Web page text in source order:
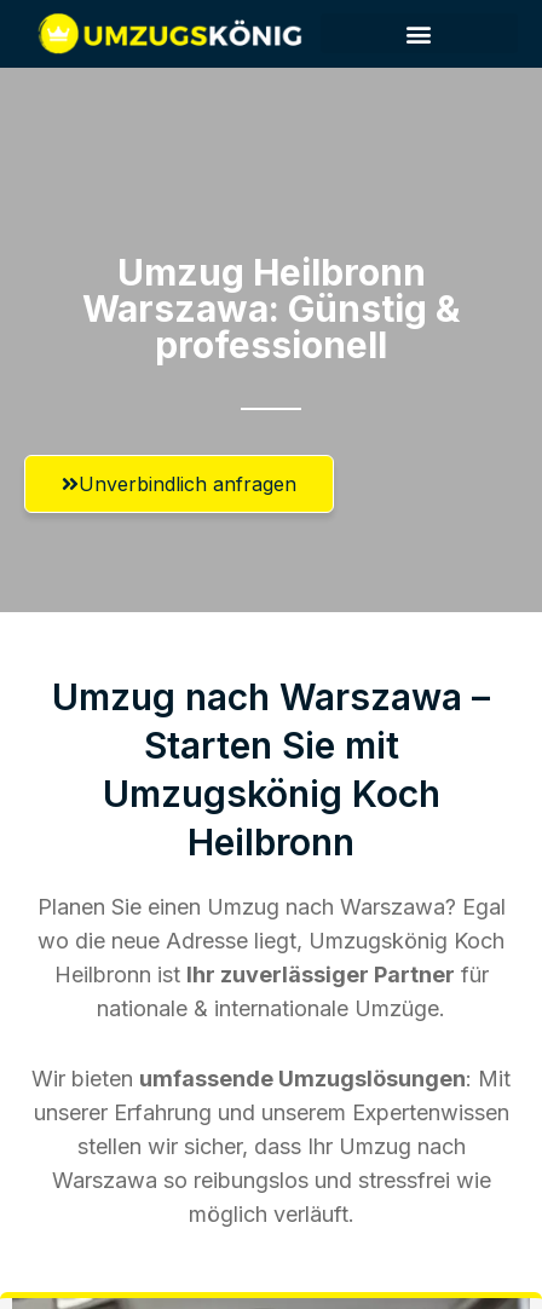
Umzug Heilbronn​
Warszawa: Günstig &
professionell​
Unverbindlich anfragen
Umzug nach Warszawa –
Starten Sie mit
Umzugskönig Koch
Heilbronn
Planen Sie einen Umzug nach Warszawa? Egal
wo die neue Adresse liegt, Umzugskönig Koch
Heilbronn ist Ihr zuverlässiger Partner für
nationale & internationale Umzüge.
Wir bieten umfassende Umzugslösungen: Mit
unserer Erfahrung und unserem Expertenwissen
stellen wir sicher, dass Ihr Umzug nach
Warszawa so reibungslos und stressfrei wie
möglich verläuft.